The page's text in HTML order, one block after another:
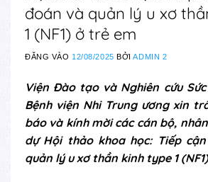
đoán và quản lý u xơ
1 (NF1) ở trẻ em
ĐĂNG VÀO 12/08/2025 BỞIADMIN 2
Viện Đào tạo và Nghiên cứu
Bệnh viện Nhi Trung ương xin
báo và kính mời các cán bộ,
dự Hội thảo khoa học: Tiếp
quản lý u xơ thần kinh type 1